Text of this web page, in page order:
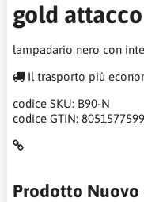
gold
lampadario nero con
Il trasporto più
codice SKU: B90-N
codice GTIN:
Prodotto Nuovo